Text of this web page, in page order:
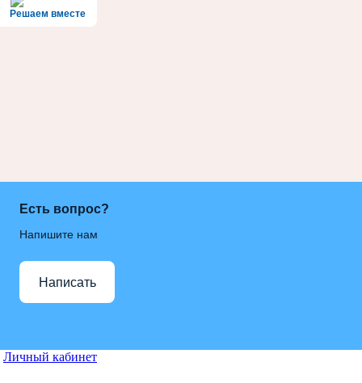
Решаем вместе
Есть вопрос?
Напишите нам
Написать
Личный кабинет